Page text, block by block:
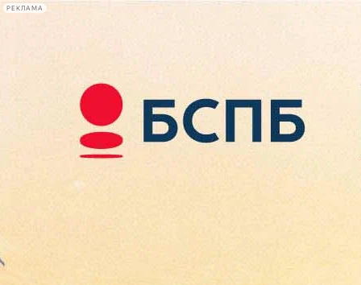
РЕКЛАМА
Сегодня:
2026.08.09
07:40
Афиша Plus